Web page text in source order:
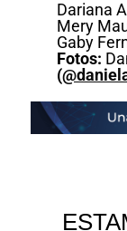
Dariana
Mery
Gaby
Fotos:
(